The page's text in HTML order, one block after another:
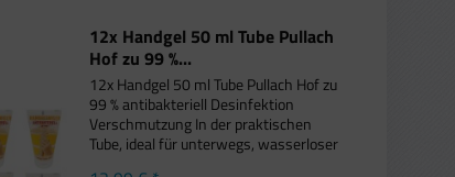
12x Handgel 50 ml Tube Pullach
Hof zu 99 %...
12x Handgel 50 ml Tube Pullach Hof zu
99 % antibakteriell Desinfektion
Verschmutzung In der praktischen
Tube, ideal für unterwegs, wasserloser